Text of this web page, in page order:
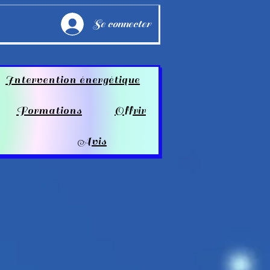
Se connecter
Intervention énergétique
Formations Offrir
Avis